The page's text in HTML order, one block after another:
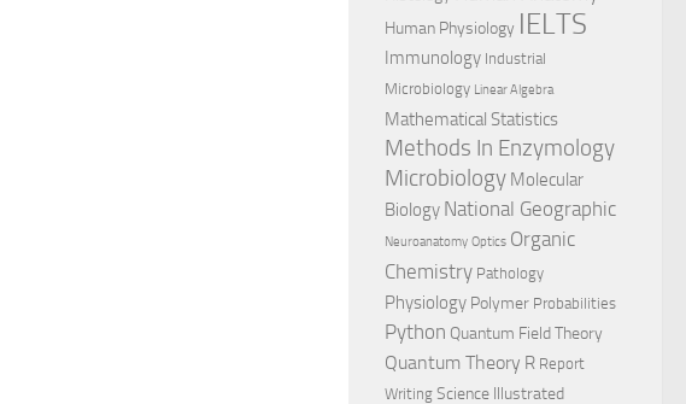
Human Physiology IELTS
Immunology Industrial
Microbiology Linear Algebra
Mathematical Statistics
Methods In Enzymology
Microbiology Molecular
Biology National Geographic
Neuroanatomy Optics Organic
Chemistry Pathology
Physiology Polymer Probabilities
Python Quantum Field Theory
Quantum Theory R Report
Writing Science Illustrated